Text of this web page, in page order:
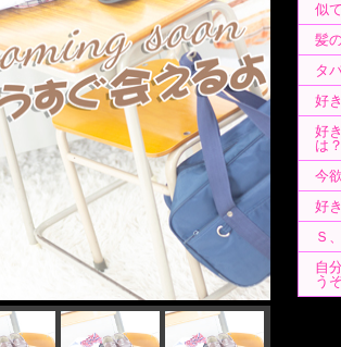
似
髪
タ
好
好
は？
今
好
Ｓ
自
う